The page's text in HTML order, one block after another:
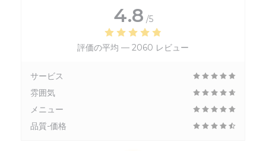
4.8 /5
評価の平均 — 2060 レビュー
サービス
雰囲気
メニュー
品質-価格